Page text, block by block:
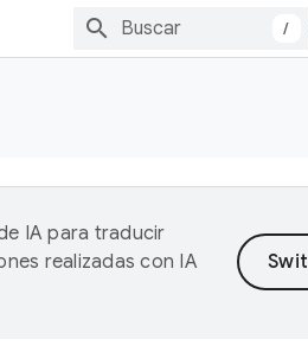
/
IA para traducir
realizadas con IA